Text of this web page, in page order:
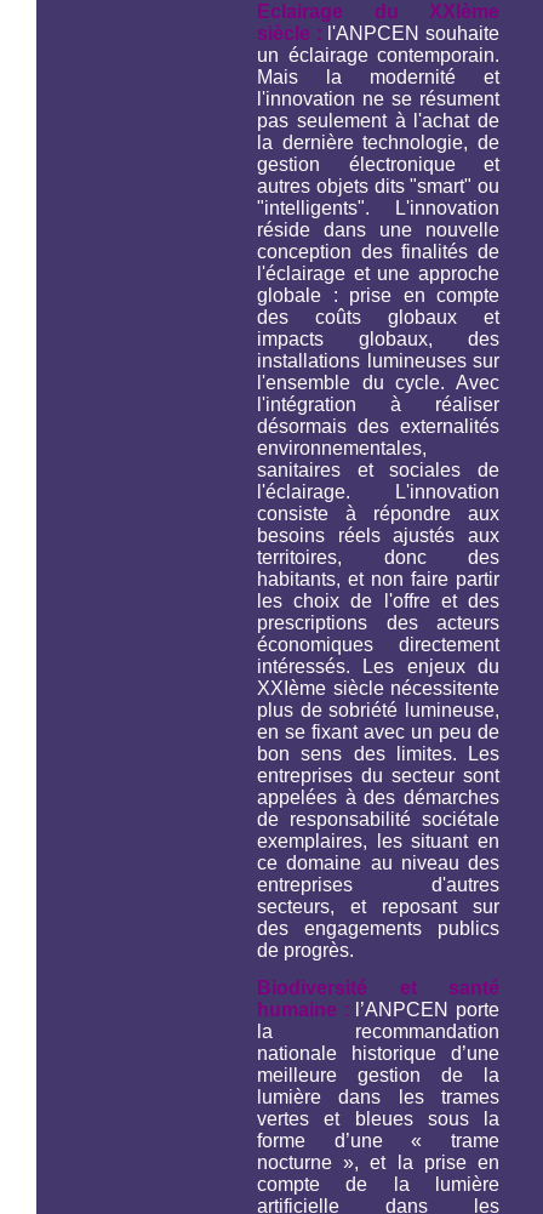
Eclairage du XXIème
siècle : l'ANPCEN souhaite
un éclairage contemporain.
Mais la modernité et
l'innovation ne se résument
pas seulement à l'achat de
la dernière technologie, de
gestion électronique et
autres objets dits "smart" ou
"intelligents". L'innovation
réside dans une nouvelle
conception des finalités de
l'éclairage et une approche
globale : prise en compte
des coûts globaux et
impacts globaux, des
installations lumineuses sur
l'ensemble du cycle. Avec
l'intégration à réaliser
désormais des externalités
environnementales,
sanitaires et sociales de
l'éclairage. L'innovation
consiste à répondre aux
besoins réels ajustés aux
territoires, donc des
habitants, et non faire partir
les choix de l'offre et des
prescriptions des acteurs
économiques directement
intéressés. Les enjeux du
XXIème siècle nécessitente
plus de sobriété lumineuse,
en se fixant avec un peu de
bon sens des limites. Les
entreprises du secteur sont
appelées à des démarches
de responsabilité sociétale
exemplaires, les situant en
ce domaine au niveau des
entreprises d'autres
secteurs, et reposant sur
des engagements publics
de progrès.
Biodiversité et santé
humaine : l’ANPCEN porte
la recommandation
nationale historique d’une
meilleure gestion de la
lumière dans les trames
vertes et bleues sous la
forme d’une « trame
nocturne », et la prise en
compte de la lumière
artificielle dans les